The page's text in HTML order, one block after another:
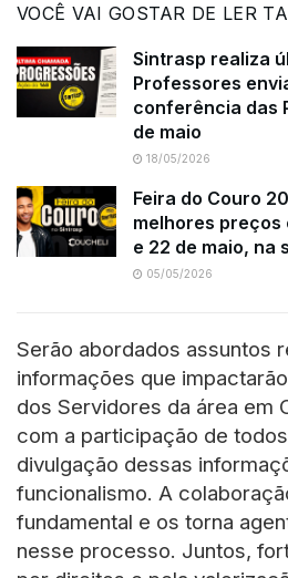
VOCÊ VAI GOSTAR DE LER
Sintrasp realiza
Professores
conferência das
de maio
18/05/2026
Feira do Couro
melhores preços
e 22 de maio, na
05/05/2026
Serão abordados assuntos
informações que
dos Servidores da área em
com a participação de
divulgação dessas
funcionalismo. A
fundamental e os torna
nesse processo. Juntos,